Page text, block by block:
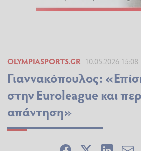
OLYMPIASPORTS.GR 10.05.2026 15:08
Γιαννακόπουλος:
στην Euroleague και
απάντηση»